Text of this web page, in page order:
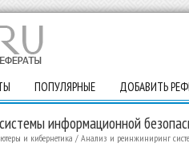
ПОПУЛЯРНЫЕ ДОБАВИТЬ
информационной
и кибернетика / Анализ и реинжиниринг